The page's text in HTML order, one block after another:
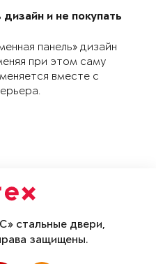
и не покупать
панель» дизайн
при этом саму
вместе с
стальные двери,
защищены.